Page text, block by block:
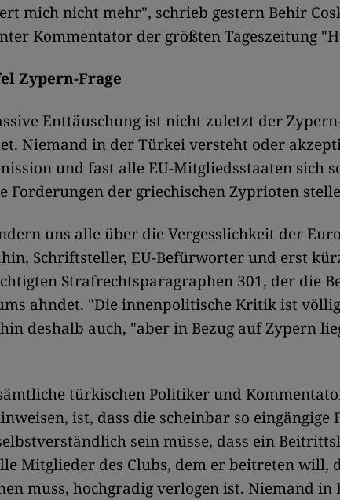
mich nicht mehr", schrieb gestern Behir
Kommentator der größten Tageszeitung
Zypern-Frage
Enttäuschung ist nicht zuletzt der
Niemand in der Türkei versteht oder
und fast alle EU-Mitgliedsstaaten sich
Forderungen der griechischen Zyprioten
uns alle über die Vergesslichkeit der
Schriftsteller, EU-Befürworter und erst
Strafrechtsparagraphen 301, der die
ahndet. "Die innenpolitische Kritik ist
deshalb auch, "aber in Bezug auf Zypern
türkischen Politiker und
ist, dass die scheinbar so eingängige
sein müsse, dass ein
Mitglieder des Clubs, dem er beitreten will,
muss, hochgradig verlogen ist. Niemand in